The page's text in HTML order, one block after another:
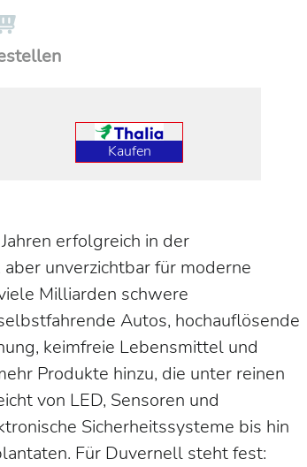
Kaufen
erfolgreich in der
unverzichtbar für moderne
Milliarden schwere
Autos, hochauflösende
keimfreie Lebensmittel und
Produkte hinzu, die unter reinen
von LED, Sensoren und
Sicherheitssysteme bis hin
Für Duvernell steht fest: